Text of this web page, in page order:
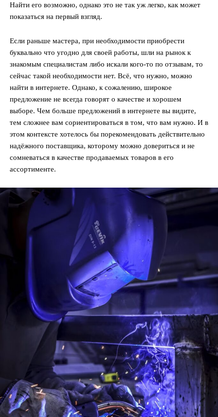
Найти его возможно, однако это не так уж легко, как может
показаться на первый взгляд.
Если раньше мастера, при необходимости приобрести
буквально что угодно для своей работы, шли на рынок к
знакомым специалистам либо искали кого-то по отзывам, то
сейчас такой необходимости нет. Всё, что нужно, можно
найти в интернете. Однако, к сожалению, широкое
предложение не всегда говорят о качестве и хорошем
выборе. Чем больше предложений в интернете вы видите,
тем сложнее вам сориентироваться в том, что вам нужно. И в
этом контексте хотелось бы порекомендовать действительно
надёжного поставщика, которому можно довериться и не
сомневаться в качестве продаваемых товаров в его
ассортименте.